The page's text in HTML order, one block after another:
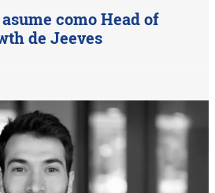
como Head of
de Jeeves